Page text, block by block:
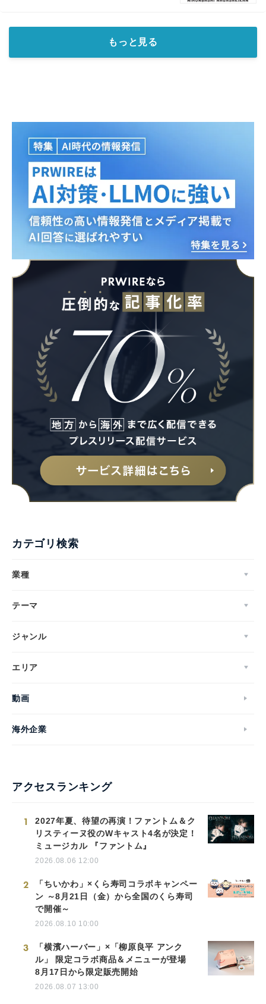
もっと見る
カテゴリ検索
業種
テーマ
ジャンル
エリア
動画
海外企業
アクセスランキング
1
2027年夏、待望の再演！ファントム＆ク
リスティーヌ役のWキャスト4名が決定！
ミュージカル 『ファントム』
2026.08.06 12:00
2
「ちいかわ」×くら寿司コラボキャンペー
ン ～8月21日（金）から全国のくら寿司
で開催～
2026.08.10 10:00
3
「横濱ハーバー」×「柳原良平 アンク
ル」 限定コラボ商品＆メニューが登場
8月17日から限定販売開始
2026.08.07 13:00